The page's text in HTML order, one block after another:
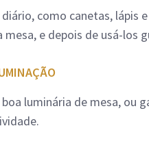
como canetas, lápis
mesa, e depois de usá-los
luminária de mesa, ou